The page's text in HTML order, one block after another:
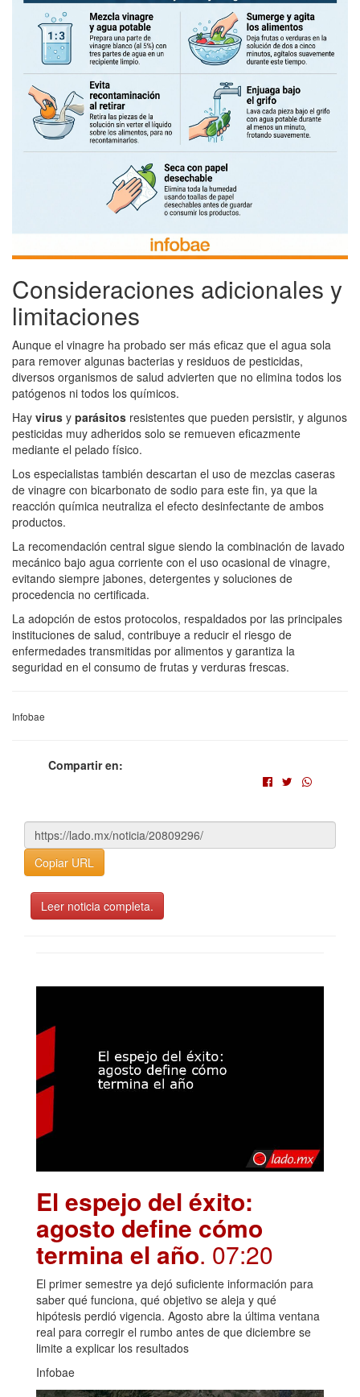
Consideraciones adicionales y
limitaciones
Aunque el vinagre ha probado ser más eficaz que el agua sola
para remover algunas bacterias y residuos de pesticidas,
diversos organismos de salud advierten que no elimina todos los
patógenos ni todos los químicos.
Hay virus y parásitos resistentes que pueden persistir, y algunos
pesticidas muy adheridos solo se remueven eficazmente
mediante el pelado físico.
Los especialistas también descartan el uso de mezclas caseras
de vinagre con bicarbonato de sodio para este fin, ya que la
reacción química neutraliza el efecto desinfectante de ambos
productos.
La recomendación central sigue siendo la combinación de lavado
mecánico bajo agua corriente con el uso ocasional de vinagre,
evitando siempre jabones, detergentes y soluciones de
procedencia no certificada.
La adopción de estos protocolos, respaldados por las principales
instituciones de salud, contribuye a reducir el riesgo de
enfermedades transmitidas por alimentos y garantiza la
seguridad en el consumo de frutas y verduras frescas.
Infobae
Compartir en:
Copiar URL
Leer noticia completa.
El espejo del éxito:
agosto define cómo
termina el año. 07:20
El primer semestre ya dejó suficiente información para
saber qué funciona, qué objetivo se aleja y qué
hipótesis perdió vigencia. Agosto abre la última ventana
real para corregir el rumbo antes de que diciembre se
limite a explicar los resultados
Infobae